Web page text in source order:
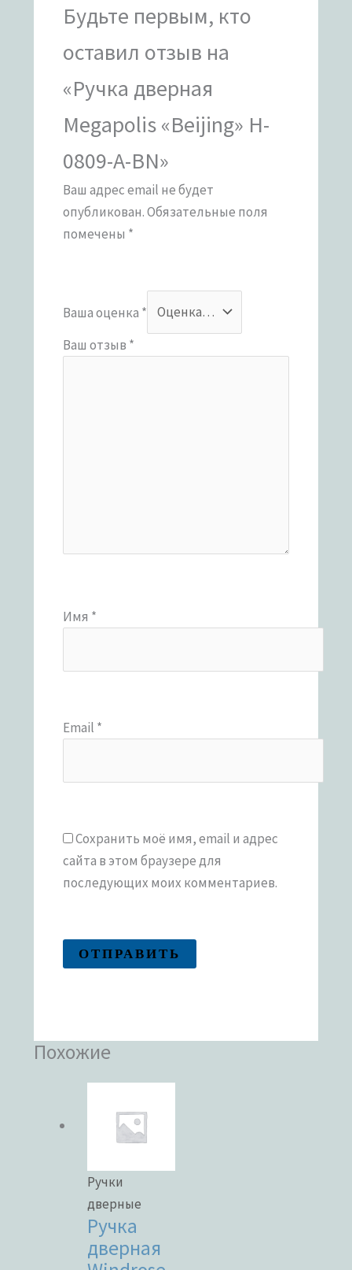
Будьте первым, кто
оставил отзыв на
«Ручка дверная
Megapolis «Beijing» H-
0809-A-BN»
Ваш адрес email не будет
опубликован.Обязательные поля
помечены *
Ваша оценка *
Ваш отзыв *
Имя *
Email *
Сохранить моё имя, email и адрес
сайта в этом браузере для
последующих моих комментариев.
Похожие
Ручки
дверные
Ручка
дверная